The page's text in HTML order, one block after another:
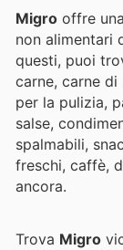
Migro offre
non alimentari
questi, puoi
carne, carne
per la pulizia,
salse,
spalmabili,
freschi, caffè,
ancora.
Trova Migro